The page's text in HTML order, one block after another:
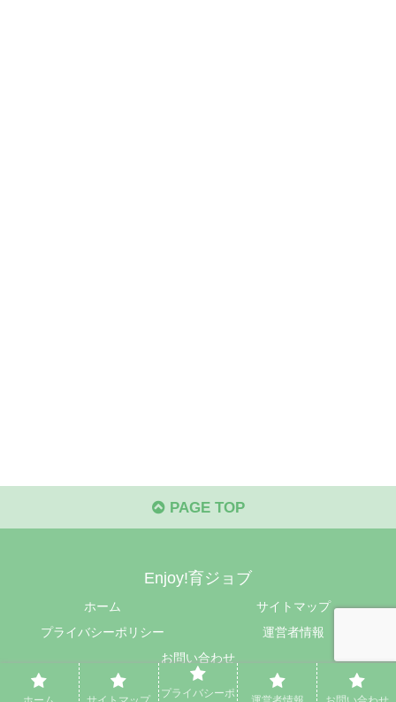
PAGE TOP
Enjoy!育ジョブ
ホーム
サイトマップ
プライバシーポリシー
運営者情報
お問い合わせ
© 2024 Enjoy!育ジョブ.
プライバシーポ